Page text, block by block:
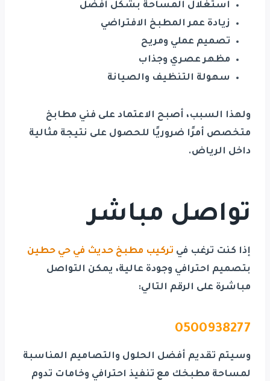
استغلال المساحة بشكل أفضل
زيادة عمر المطبخ الافتراضي
تصميم عملي ومريح
مظهر عصري وجذاب
سهولة التنظيف والصيانة
ولهذا السبب، أصبح الاعتماد على فني مطابخ
متخصص أمرًا ضروريًا للحصول على نتيجة مثالية
داخل الرياض.
تواصل مباشر
إذا كنت ترغب في تركيب مطبخ حديث في حي حطين
بتصميم احترافي وجودة عالية، يمكن التواصل
مباشرة على الرقم التالي:
0500938277
وسيتم تقديم أفضل الحلول والتصاميم المناسبة
لمساحة مطبخك مع تنفيذ احترافي وخامات تدوم